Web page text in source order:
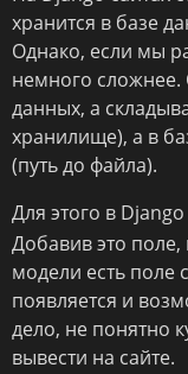
хранится в базе
Однако, если мы
немного
данных, а
хранилище), а в
(путь до файла).
Для этого в Django
Добавив это
модели есть поле
появляется и
дело, не понятно
вывести на сайте.